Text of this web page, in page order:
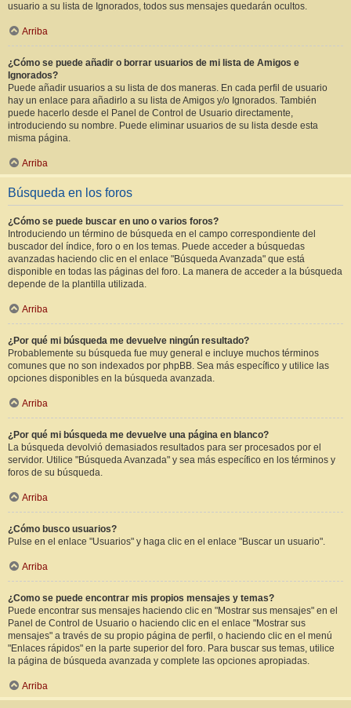
usuario a su lista de Ignorados, todos sus mensajes quedarán ocultos.
Arriba
¿Cómo se puede añadir o borrar usuarios de mi lista de Amigos e
Ignorados?
Puede añadir usuarios a su lista de dos maneras. En cada perfil de usuario
hay un enlace para añadirlo a su lista de Amigos y/o Ignorados. También
puede hacerlo desde el Panel de Control de Usuario directamente,
introduciendo su nombre. Puede eliminar usuarios de su lista desde esta
misma página.
Arriba
Búsqueda en los foros
¿Cómo se puede buscar en uno o varios foros?
Introduciendo un término de búsqueda en el campo correspondiente del
buscador del índice, foro o en los temas. Puede acceder a búsquedas
avanzadas haciendo clic en el enlace "Búsqueda Avanzada" que está
disponible en todas las páginas del foro. La manera de acceder a la búsqueda
depende de la plantilla utilizada.
Arriba
¿Por qué mi búsqueda me devuelve ningún resultado?
Probablemente su búsqueda fue muy general e incluye muchos términos
comunes que no son indexados por phpBB. Sea más específico y utilice las
opciones disponibles en la búsqueda avanzada.
Arriba
¿Por qué mi búsqueda me devuelve una página en blanco?
La búsqueda devolvió demasiados resultados para ser procesados por el
servidor. Utilice "Búsqueda Avanzada" y sea más específico en los términos y
foros de su búsqueda.
Arriba
¿Cómo busco usuarios?
Pulse en el enlace "Usuarios" y haga clic en el enlace "Buscar un usuario".
Arriba
¿Como se puede encontrar mis propios mensajes y temas?
Puede encontrar sus mensajes haciendo clic en "Mostrar sus mensajes" en el
Panel de Control de Usuario o haciendo clic en el enlace "Mostrar sus
mensajes" a través de su propio página de perfil, o haciendo clic en el menú
"Enlaces rápidos" en la parte superior del foro. Para buscar sus temas, utilice
la página de búsqueda avanzada y complete las opciones apropiadas.
Arriba